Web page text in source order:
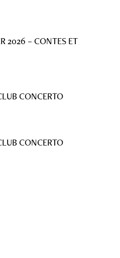
2026 – CONTES ET
CONCERTO
CONCERTO